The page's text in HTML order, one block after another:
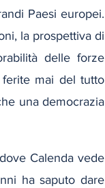
Paesi europei.
la prospettiva di
delle forze
ferite mai del tutto
una democrazia
Calenda vede
ha saputo dare